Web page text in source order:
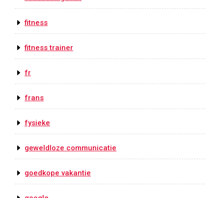
fitness
fitness trainer
fr
frans
fysieke
geweldloze communicatie
goedkope vakantie